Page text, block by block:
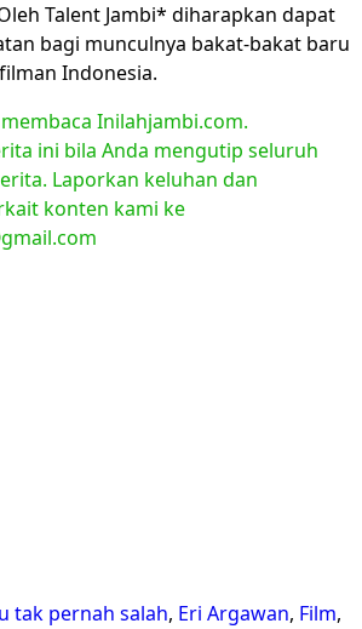
Talent Jambi* diharapkan dapat
bagi munculnya bakat-bakat baru
Indonesia.
Inilahjambi.com.
ini bila Anda mengutip seluruh
Laporkan keluhan dan
konten kami ke
tak pernah salah, Eri Argawan, Film,